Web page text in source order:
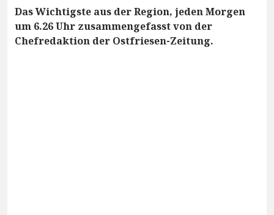
Das Wichtigste aus der Region, jeden Morgen
um 6.26 Uhr zusammengefasst von der
Chefredaktion der Ostfriesen-Zeitung.